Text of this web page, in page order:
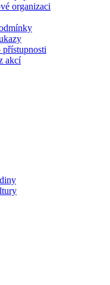
organizaci
přístupnosti
akcí